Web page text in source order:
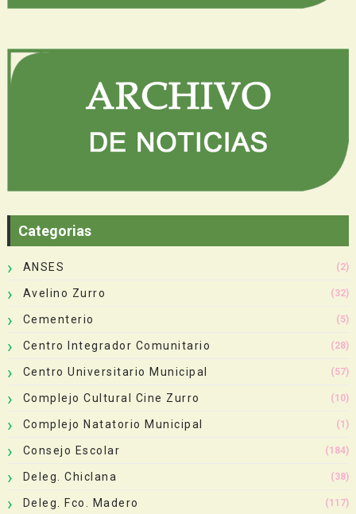
Categorias
ANSES (2)
Avelino Zurro (32)
Cementerio (5)
Centro Integrador Comunitario (28)
Centro Universitario Municipal (57)
Complejo Cultural Cine Zurro (10)
Complejo Natatorio Municipal (1)
Consejo Escolar (184)
Deleg. Chiclana (38)
Deleg. Fco. Madero (117)